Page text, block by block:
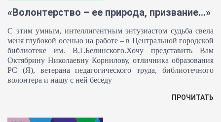
«Волонтерство – ее природа, призвание…»
С этим умным, интеллигентным энтузиастом судьба свела
меня глубокой осенью на работе – в Центральной городской
библиотеке им. В.Г.Белинского.Хочу представить Вам
Октябрину Николаевну Корнилову, отличника образования
РС (Я), ветерана педагогического труда, библиотечного
волонтера и нашу с ней беседу
ПРОЧИТАТЬ